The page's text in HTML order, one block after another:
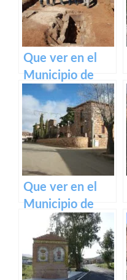
Mancha
Que ver en el
Municipio de
Villamayor de
Calatrava en
Castilla La
Mancha
Que ver en el
Municipio de
Ballesteros de
Calatrava en
Castilla La
Mancha